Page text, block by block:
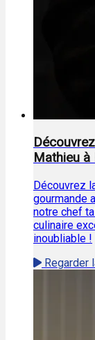
Mathieu
Découvrez
gourmande
notre chef
culinaire
inoubliable !
Regarder